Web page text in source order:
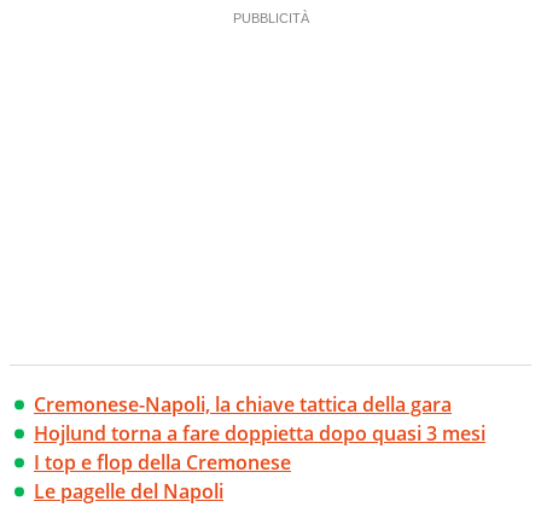
Cremonese-Napoli, la chiave tattica della gara
Hojlund torna a fare doppietta dopo quasi 3 mesi
I top e flop della Cremonese
Le pagelle del Napoli